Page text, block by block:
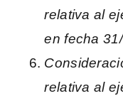
relativa al
en fecha
relativa al